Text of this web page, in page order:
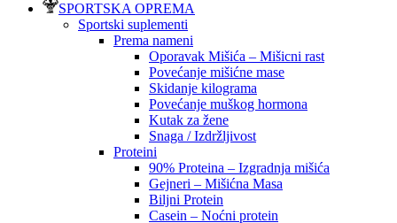
SPORTSKA OPREMA
Sportski suplementi
Prema nameni
Oporavak Mišića – Mišicni rast
Povećanje mišićne mase
Skidanje kilograma
Povećanje muškog hormona
Kutak za žene
Snaga / Izdržljivost
Proteini
90% Proteina – Izgradnja mišića
Gejneri – Mišićna Masa
Biljni Protein
Casein – Noćni protein